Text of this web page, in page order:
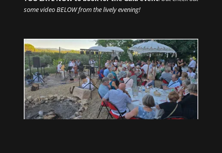
some video BELOW from the lively evening!